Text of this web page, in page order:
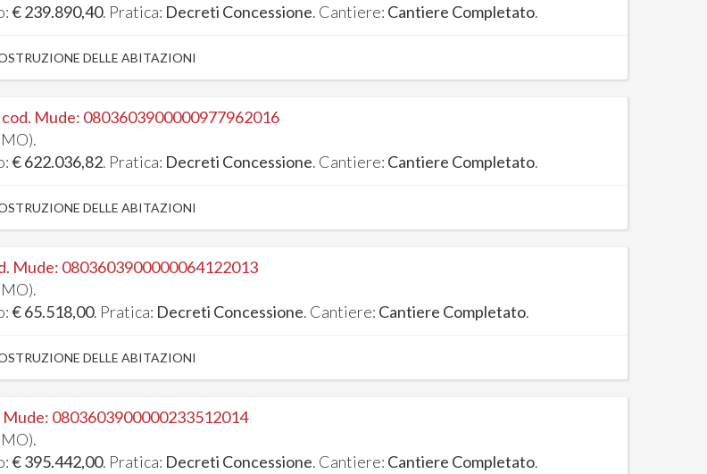
€ 239.890,40. Pratica: Decreti Concessione. Cantiere: Cantiere Completato.
DELLE ABITAZIONI
Mude: 0803603900000977962016
€ 622.036,82. Pratica: Decreti Concessione. Cantiere: Cantiere Completato.
DELLE ABITAZIONI
Mude: 0803603900000064122013
€ 65.518,00. Pratica: Decreti Concessione. Cantiere: Cantiere Completato.
DELLE ABITAZIONI
Mude: 0803603900000233512014
€ 395.442,00. Pratica: Decreti Concessione. Cantiere: Cantiere Completato.